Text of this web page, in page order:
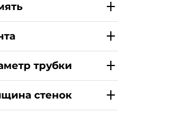
трубки
стенок